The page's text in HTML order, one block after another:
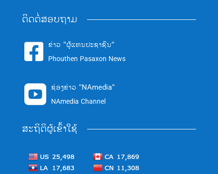
ຕິດຕໍ່ສອບຖາມ
 ຂ່າວ "ຜູ້ແທນປະຊາຊົນ"
Phouthen Pasaxon News
 ຊ່ອງຂ່າວ "NAmedia"
NAmedia Channel
ສະຖິຕິຜູ້ເຂົ້າໃຊ້